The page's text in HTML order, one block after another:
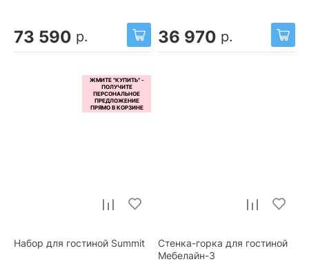
73 590 р. 36 970 р.
Набор для гостиной Summit
Стенка-горка для гостиной
Мебелайн-3